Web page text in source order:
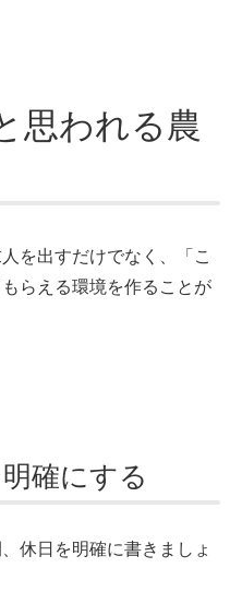
思われる農
を出すだけでなく、「こ
らえる環境を作ることが
確にする
休日を明確に書きましょ